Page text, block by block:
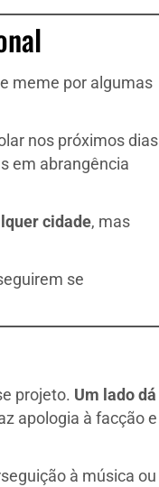
meme por algumas
nos próximos dias
em abrangência
cidade, mas
se
projeto. Um lado dá
apologia à facção e
à música ou